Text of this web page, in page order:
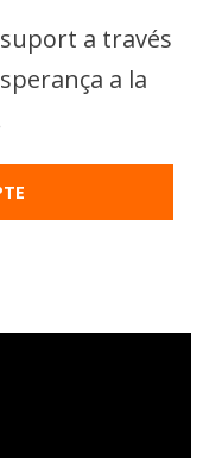
a través
a la